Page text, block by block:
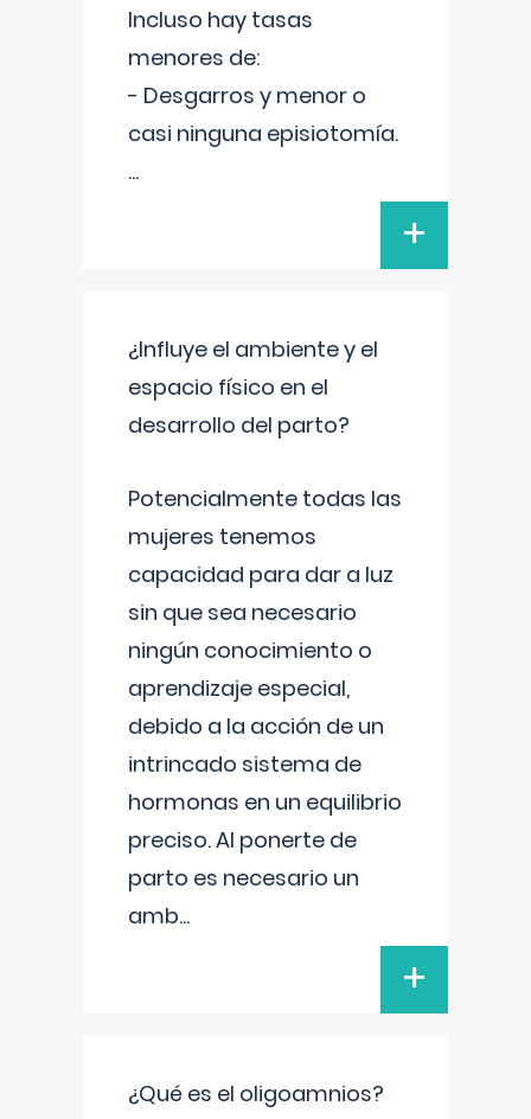
Incluso hay tasas
menores de:
- Desgarros y menor o
casi ninguna episiotomía.
...
+
¿Influye el ambiente y el
espacio físico en el
desarrollo del parto?
Potencialmente todas las
mujeres tenemos
capacidad para dar a luz
sin que sea necesario
ningún conocimiento o
aprendizaje especial,
debido a la acción de un
intrincado sistema de
hormonas en un equilibrio
preciso. Al ponerte de
parto es necesario un
amb...
+
¿Qué es el oligoamnios?